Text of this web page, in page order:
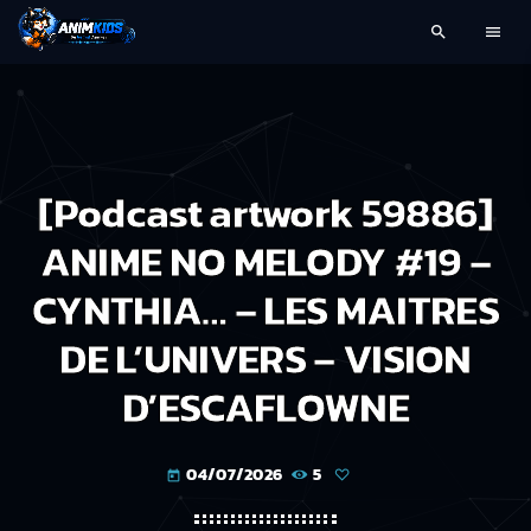
search menu
[Podcast artwork 59886]
ANIME NO MELODY #19 –
CYNTHIA… – LES MAITRES
DE L’UNIVERS – VISION
D’ESCAFLOWNE
today 04/07/2026 5